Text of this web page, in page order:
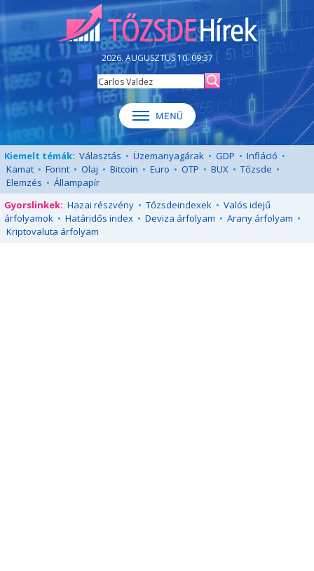
2026. AUGUSZTUS 10. 09:37
Kiemelt témák: Választás • Üzemanyagárak • GDP • Infláció •
Kamat • Forint • Olaj • Bitcoin • Euro • OTP • BUX • Tőzsde •
Elemzés • Állampapír
Gyorslinkek: Hazai részvény • Tőzsdeindexek • Valós idejű
árfolyamok • Határidős index • Deviza árfolyam • Arany árfolyam •
Kriptovaluta árfolyam